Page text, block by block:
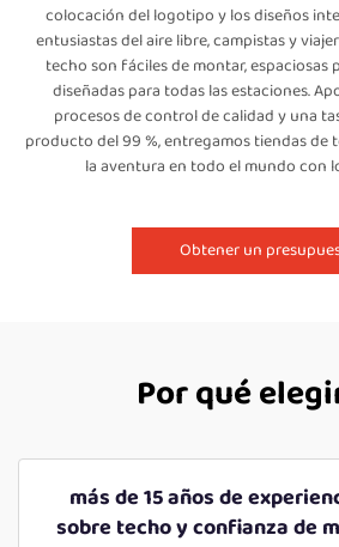
colocación del logotipo y los diseños
entusiastas del aire libre, campistas y
techo son fáciles de montar, espaciosas
diseñadas para todas las estaciones.
procesos de control de calidad y una
producto del 99 %, entregamos tiendas de
la aventura en todo el mundo con
Obtener un
Por qué
más de 15 años de
sobre techo y confianza de